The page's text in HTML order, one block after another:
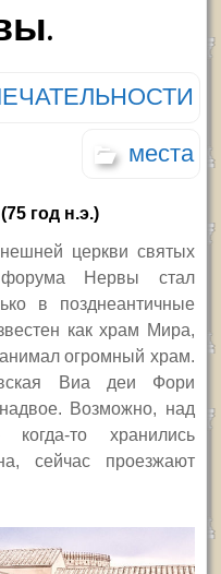
места
(75 год н.э.)
церкви святых
Нервы стал
в позднеантичные
как храм Мира,
огромный храм.
Виа деи Фори
Возможно, над
то хранились
сейчас проезжают